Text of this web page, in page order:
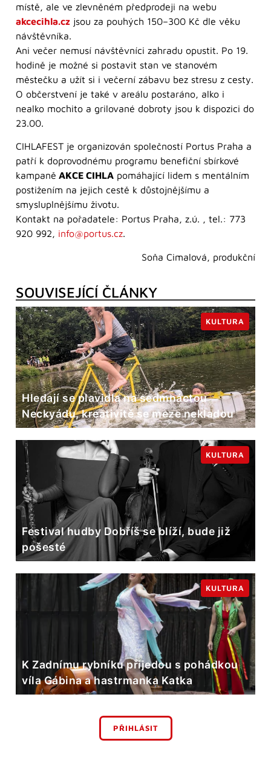
místě, ale ve zlevněném předprodeji na webu
akcecihla.cz jsou za pouhých 150–300 Kč dle věku
návštěvníka.
Ani večer nemusí návštěvníci zahradu opustit. Po 19.
hodině je možné si postavit stan ve stanovém
městečku a užít si i večerní zábavu bez stresu z cesty.
O občerstvení je také v areálu postaráno, alko i
nealko mochito a grilované dobroty jsou k dispozici do
23.00.
CIHLAFEST je organizován společností Portus Praha a
patří k doprovodnému programu benefiční sbírkové
kampaně AKCE CIHLA pomáhající lidem s mentálním
postižením na jejich cestě k důstojnějšímu a
smysluplnějšímu životu.
Kontakt na pořadatele: Portus Praha, z.ú. , tel.: 773
920 992, info@portus.cz.
Soňa Cimalová, produkční
SOUVISEJÍCÍ ČLÁNKY
Hledají se plavidla na sedmnáctou
Neckyádu, kreativitě se meze nekladou
KULTURA
Festival hudby Dobříš se blíží, bude již
pošesté
KULTURA
K Zadnímu rybníku přijedou s pohádkou
víla Gábina a hastrmanka Katka
KULTURA
PŘIHLÁSIT